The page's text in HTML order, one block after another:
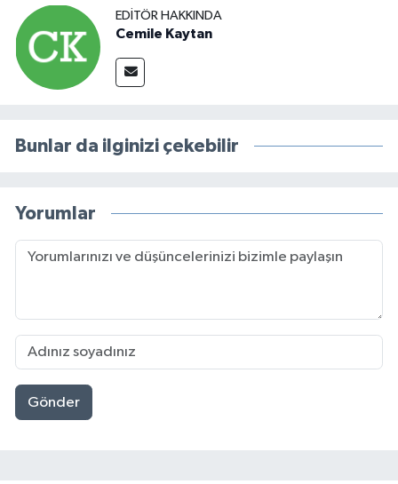
EDITÖR HAKKINDA
Cemile Kaytan
Bunlar da ilginizi çekebilir
Yorumlar
Gönder